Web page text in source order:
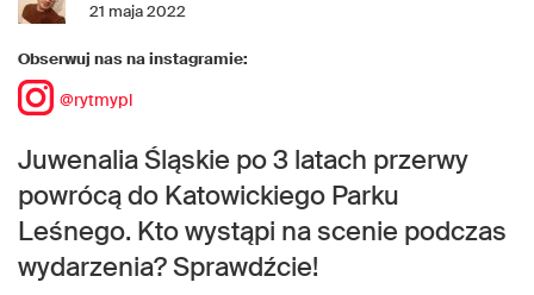
21 maja 2022
Obserwuj nas na instagramie:
@rytmypl
Juwenalia Śląskie po 3 latach przerwy
powrócą do Katowickiego Parku
Leśnego. Kto wystąpi na scenie podczas
wydarzenia? Sprawdźcie!